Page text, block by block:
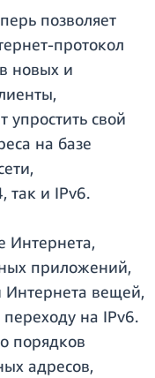
позволяет
протокол
новых и
упростить свой
на базе
так и IPv6.
Интернета,
приложений,
Интернета вещей,
переходу на IPv6.
порядков
адресов,